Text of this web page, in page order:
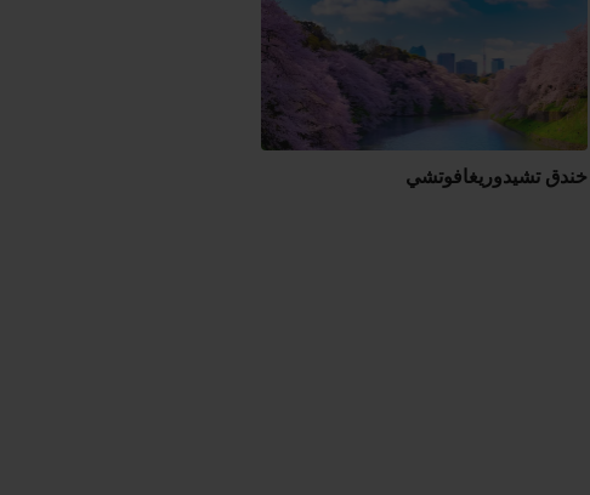
خندق تشيدوريغافوتشي